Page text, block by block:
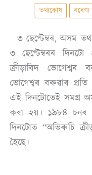
তথ্যকোষ
৩ ছেপ্টেম্বৰ, অসম
৩ ছেপ্টেম্বৰৰ
ক্ৰীড়াবিদ
ভোগেশ্বৰ বৰুৱাৰ প্ৰতি
এই দিনটোতেই সমগ্র
কৰা হয়। ১৯৮৪ চনৰ
দিনটোত “অভিৰুচি
হৈছে।